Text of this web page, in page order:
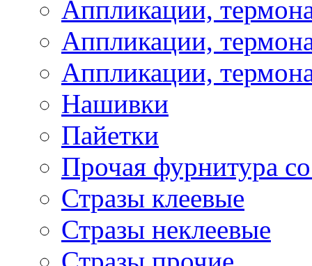
Аппликации,
Аппликации,
Аппликации,
Нашивки
Пайетки
Прочая фурнитура
Стразы клеевые
Стразы неклеевые